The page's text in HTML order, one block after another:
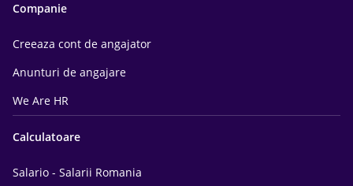
Companie
Creeaza cont de angajator
Anunturi de angajare
We Are HR
Calculatoare
Salario - Salarii Romania